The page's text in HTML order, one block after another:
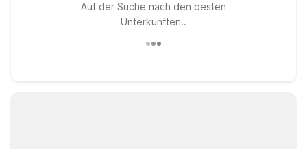
Auf der Suche nach den besten
Unterkünften..